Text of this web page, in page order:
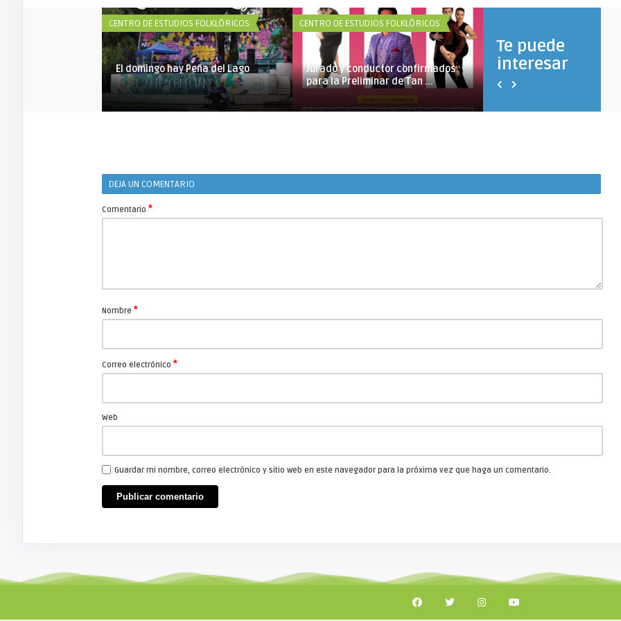
Te puede
interesar
CENTRO DE ESTUDIOS FOLKLÓRICOS
El domingo hay Peña del Lago
CENTRO DE ESTUDIOS FOLKLÓRICOS
Jurado y conductor confirmados
para la Preliminar de Tan ...
“Agarrate Catalina… Que
mover ...
DEJA UN COMENTARIO
Comentario *
Nombre *
Correo electrónico *
Web
Guardar mi nombre, correo electrónico y sitio web en este navegador para la próxima vez que haga un comentario.